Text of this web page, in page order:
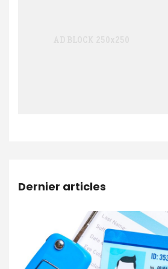
Dernier articles